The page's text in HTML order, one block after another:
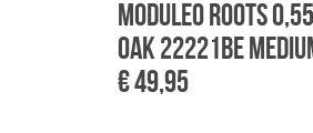
Moduleo Roots
Oak 22221BE
€ 49,95